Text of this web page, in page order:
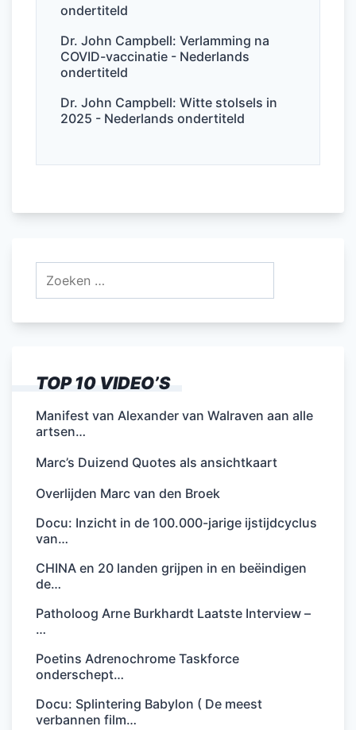
ondertiteld
Dr. John Campbell: Verlamming na
COVID-vaccinatie - Nederlands
ondertiteld
Dr. John Campbell: Witte stolsels in
2025 - Nederlands ondertiteld
Zoeken
TOP 10 VIDEO’S
Manifest van Alexander van Walraven aan alle
artsen…
Marc’s Duizend Quotes als ansichtkaart
Overlijden Marc van den Broek
Docu: Inzicht in de 100.000-jarige ijstijdcyclus
van…
CHINA en 20 landen grijpen in en beëindigen
de…
Patholoog Arne Burkhardt Laatste Interview –
…
Poetins Adrenochrome Taskforce
onderschept…
Docu: Splintering Babylon ( De meest
verbannen film…